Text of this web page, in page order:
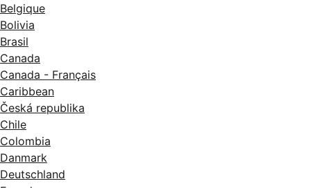
Belgique
Bolivia
Brasil
Canada
Canada - Français
Caribbean
Česká republika
Chile
Colombia
Danmark
Deutschland